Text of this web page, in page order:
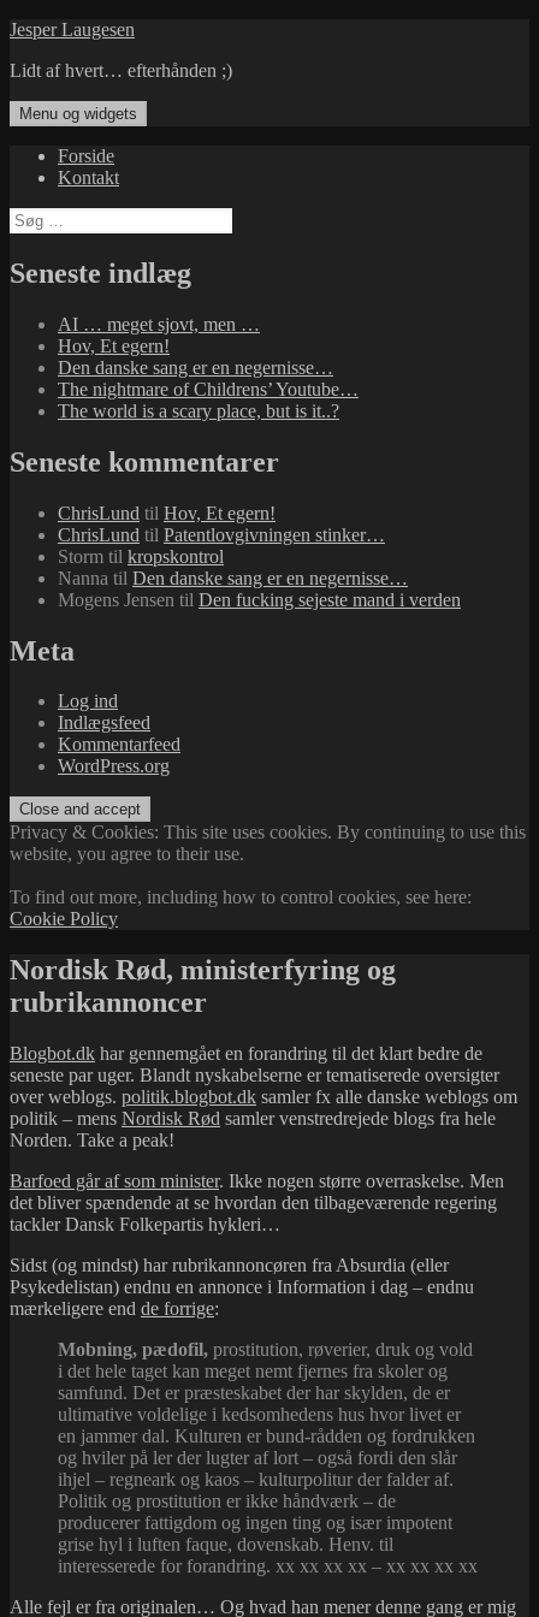
Hop
indhold
Jesper Laugesen
Lidt af hvert… efterhånden ;)
Menu og widgets
Forside
Kontakt
Søg
efter:
Seneste indlæg
AI … meget sjovt, men …
Hov, Et egern!
Den danske sang er en negernisse…
The nightmare of Childrens’ Youtube…
The world is a scary place, but is it..?
Seneste kommentarer
ChrisLund til Hov, Et egern!
ChrisLund til Patentlovgivningen stinker…
Storm til kropskontrol
Nanna til Den danske sang er en negernisse…
Mogens Jensen til Den fucking sejeste mand i verden
Meta
Log ind
Indlægsfeed
Kommentarfeed
WordPress.org
Privacy & Cookies: This site uses cookies. By continuing to use this
website, you agree to their use.
To find out more, including how to control cookies, see here:
Cookie Policy
Nordisk Rød, ministerfyring og
rubrikannoncer
Blogbot.dk har gennemgået en forandring til det klart bedre de
seneste par uger. Blandt nyskabelserne er tematiserede oversigter
over weblogs. politik.blogbot.dk samler fx alle danske weblogs om
politik – mens Nordisk Rød samler venstredrejede blogs fra hele
Norden. Take a peak!
Barfoed går af som minister. Ikke nogen større overraskelse. Men
det bliver spændende at se hvordan den tilbageværende regering
tackler Dansk Folkepartis hykleri…
Sidst (og mindst) har rubrikannoncøren fra Absurdia (eller
Psykedelistan) endnu en annonce i Information i dag – endnu
mærkeligere end de forrige:
Mobning, pædofil, prostitution, røverier, druk og vold
i det hele taget kan meget nemt fjernes fra skoler og
samfund. Det er præsteskabet der har skylden, de er
ultimative voldelige i kedsomhedens hus hvor livet er
en jammer dal. Kulturen er bund-rådden og fordrukken
og hviler på ler der lugter af lort – også fordi den slår
ihjel – regneark og kaos – kulturpolitur der falder af.
Politik og prostitution er ikke håndværk – de
producerer fattigdom og ingen ting og især impotent
grise hyl i luften faque, dovenskab. Henv. til
interesserede for forandring. xx xx xx xx – xx xx xx xx
Alle fejl er fra originalen… Og hvad han mener denne gang er mig